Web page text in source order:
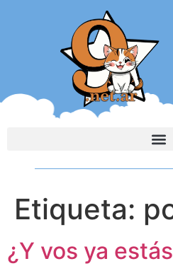
Etiqueta:
¿Y vos ya